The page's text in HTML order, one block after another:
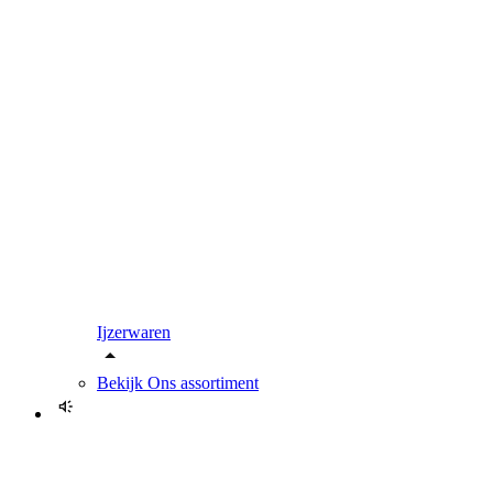
Ijzerwaren
Bekijk Ons assortiment